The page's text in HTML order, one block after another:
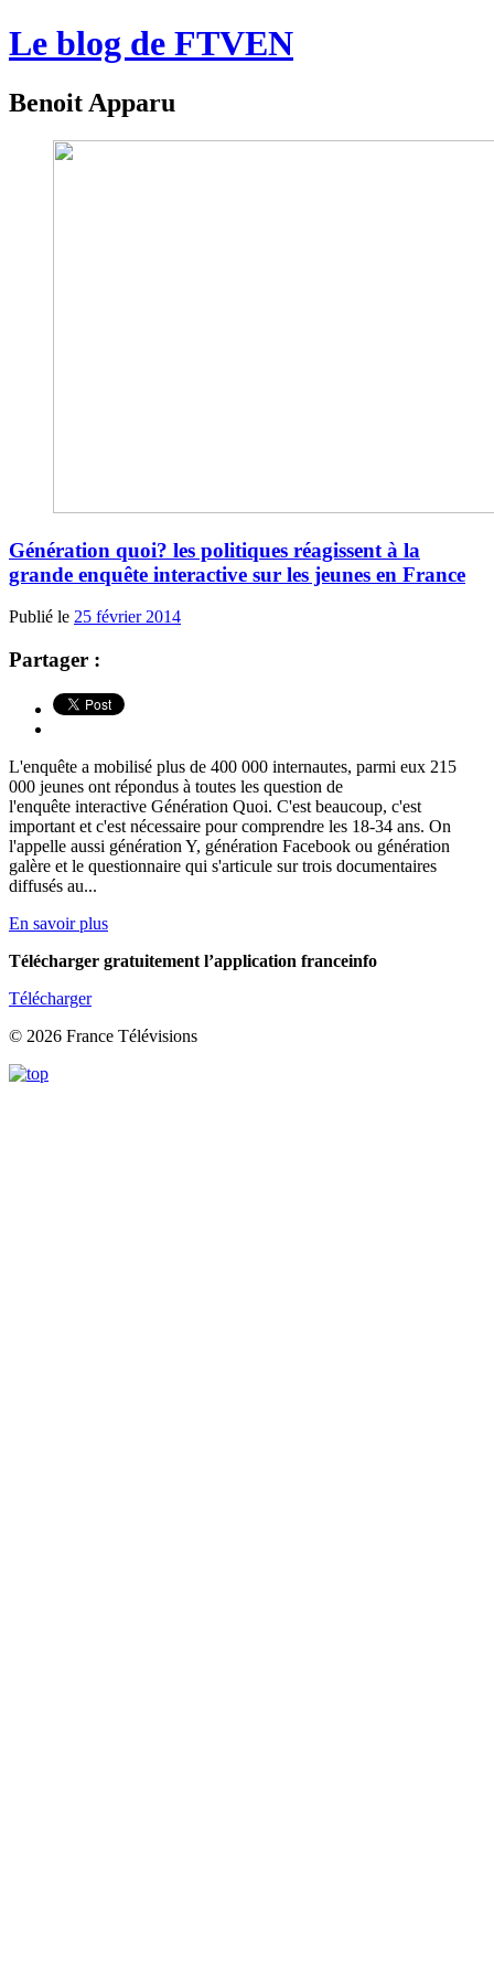
Le blog de FTVEN
Benoit Apparu
Génération quoi? les politiques réagissent à la
grande enquête interactive sur les jeunes en France
Publié le 25 février 2014
Partager :
L'enquête a mobilisé plus de 400 000 internautes, parmi eux 215
000 jeunes ont répondus à toutes les question de
l'enquête interactive Génération Quoi. C'est beaucoup, c'est
important et c'est nécessaire pour comprendre les 18-34 ans. On
l'appelle aussi génération Y, génération Facebook ou génération
galère et le questionnaire qui s'articule sur trois documentaires
diffusés au...
En savoir plus
Télécharger gratuitement l’application franceinfo
Télécharger
© 2026 France Télévisions